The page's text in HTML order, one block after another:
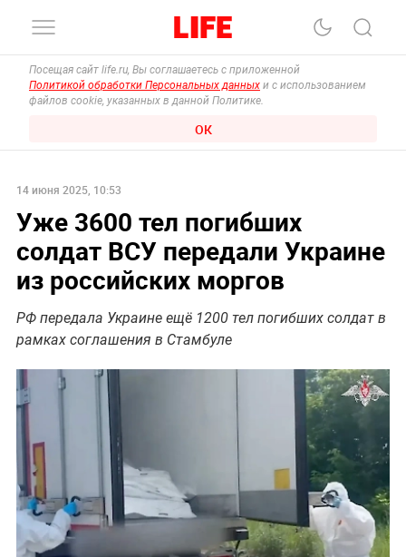
Посещая сайт life.ru, Вы соглашаетесь с приложенной
Политикой обработки Персональных данных и с использованием
файлов cookie, указанных в данной Политике.
ОК
14 июня 2025, 10:53
Уже 3600 тел погибших
солдат ВСУ передали Украине
из российских моргов
РФ передала Украине ещё 1200 тел погибших солдат в
рамках соглашения в Стамбуле